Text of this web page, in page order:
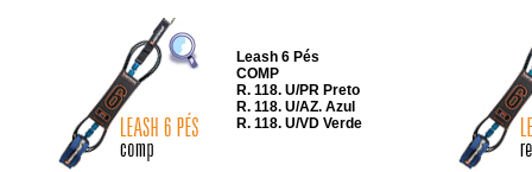
Leash 6 Pés
COMP
R. 118. U/PR Preto
R. 118. U/AZ. Azul
R. 118. U/VD Verde